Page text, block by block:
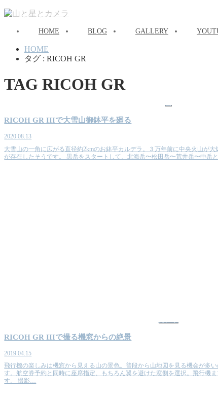
HOME BLOG GALLERY
HOME
タグ : RICOH GR
TAG RICOH GR
RICOH GR IIIで大雪山御鉢平を廻る
2020.08.13
大雪山の一角に広がる直径約2kmのお鉢平カルデラ。３万年前に中央火山が
が存在したそうです。 黒岳をスタートして、北海岳〜松田岳〜荒井岳〜中岳
RICOH GR IIIで撮る機窓からの絶景
2019.04.15
飛行機の楽しみは機窓から見える山の景色。普段から山地図を見る機会が多
す。航空券予約と同時に座席指定、もちろん翼を避けた窓側を選択。飛行機
す。 撮影…